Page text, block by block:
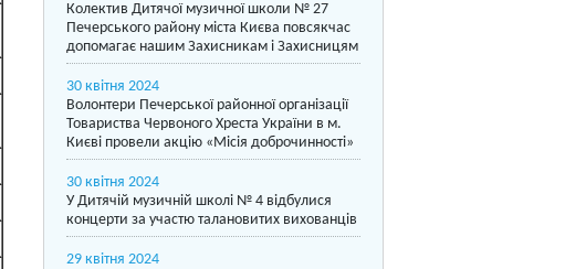
Колектив Дитячої музичної школи № 27
Печерського району міста Києва повсякчас
допомагає нашим Захисникам і Захисницям
30 квітня 2024
Волонтери Печерської районної організації
Товариства Червоного Хреста України в м.
Києві провели акцію «Місія доброчинності»
30 квітня 2024
У Дитячій музичній школі № 4 відбулися
концерти за участю талановитих вихованців
29 квітня 2024